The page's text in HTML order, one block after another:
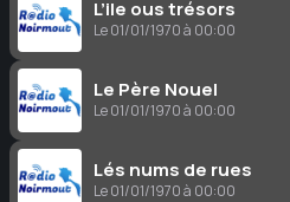
L’ile ous trésors
Le 01/01/1970 à 00:00
Le Père Nouel
Le 01/01/1970 à 00:00
Lés nums de rues
Le 01/01/1970 à 00:00